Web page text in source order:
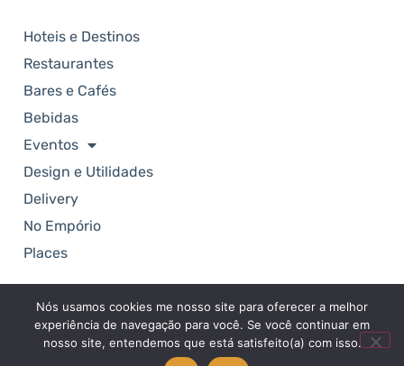
Hoteis e Destinos
Restaurantes
Bares e Cafés
Bebidas
Eventos
Design e Utilidades
Delivery
No Empório
Places
Copyright © 2025. Revista Empório. Todos os
direitos reservados.
Nós usamos cookies me nosso site para oferecer a melhor
experiência de navegação para você. Se você continuar em
nosso site, entendemos que está satisfeito(a) com isso.